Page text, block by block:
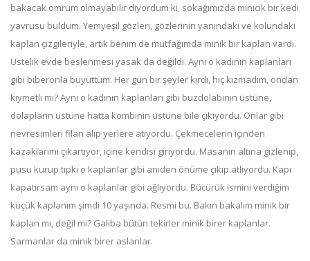
bakacak ömrüm olmayabilir diyordum ki, sokağımızda minicik bir kedi
yavrusu buldum. Yemyeşil gözleri, gözlerinin yanındaki ve kolundaki
kaplan çizgileriyle, artık benim de mutfağımda minik bir kaplan vardı.
Üstelik evde beslenmesi yasak da değildi. Aynı o kadının kaplanları
gibi biberonla büyüttüm. Her gün bir şeyler kırdı, hiç kızmadım, ondan
kıymetli mi? Aynı o kadının kaplanları gibi buzdolabının üstüne,
dolapların üstüne hatta kombinin üstüne bile çıkıyordu. Onlar gibi
nevresimleri filan alıp yerlere atıyordu. Çekmecelerin içinden
kazaklarımı çıkartıyor, içine kendisi giriyordu. Masanın altına gizlenip,
pusu kurup tıpkı o kaplanlar gibi aniden önüme çıkıp atlıyordu. Kapı
kapatırsam aynı o kaplanlar gibi ağlıyordu. Bücürük ismini verdiğim
küçük kaplanım şimdi 10 yaşında. Resmi bu. Bakın bakalım minik bir
kaplan mı, değil mi? Galiba bütün tekirler minik birer kaplanlar.
Sarmanlar da minik birer aslanlar.